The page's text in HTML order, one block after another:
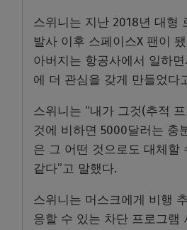
스위니는 지난 2018년 대형
발사 이후 스페이스X 팬이
아버지는 항공사에서 일하
에 더 관심을 갖게 만들었다
스위니는 “내가 그것(추적
것에 비하면 5000달러는 충
은 그 어떤 것으로도 대체할
같다”고 말했다.
스위니는 머스크에게 비행
응할 수 있는 차단 프로그램